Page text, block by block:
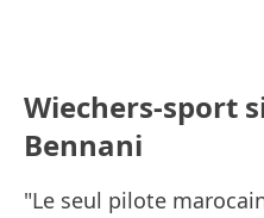
Wiechers-sport
Bennani
"Le seul pilote